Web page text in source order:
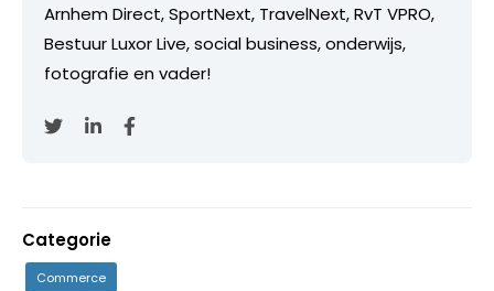
Arnhem Direct, SportNext, TravelNext, RvT VPRO,
Bestuur Luxor Live, social business, onderwijs,
fotografie en vader!
Categorie
Commerce